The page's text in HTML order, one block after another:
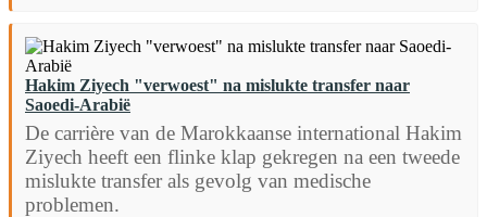
Hakim Ziyech "verwoest" na mislukte transfer naar
Saoedi-Arabië
De carrière van de Marokkaanse international Hakim
Ziyech heeft een flinke klap gekregen na een tweede
mislukte transfer als gevolg van medische
problemen.